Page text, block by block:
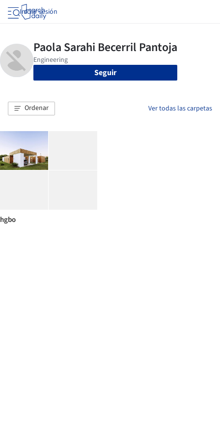
Iniciar sesión
Seguir
Ordenar Ver todas las carpetas
hgbo